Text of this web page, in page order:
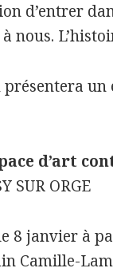
d’entrer
nous.
présentera
d’art
SUR ORGE
8 janvier à
Camille-